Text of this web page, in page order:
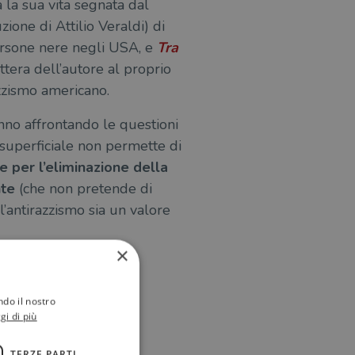
la sua vita segnata dal
di Attilio Veraldi) di
nere negli USA, e Tra
dell’autore al proprio
americano.
affrontando le questioni
non permette di
per l’eliminazione della
(che non pretende di
sia un valore
×
il nostro
di più